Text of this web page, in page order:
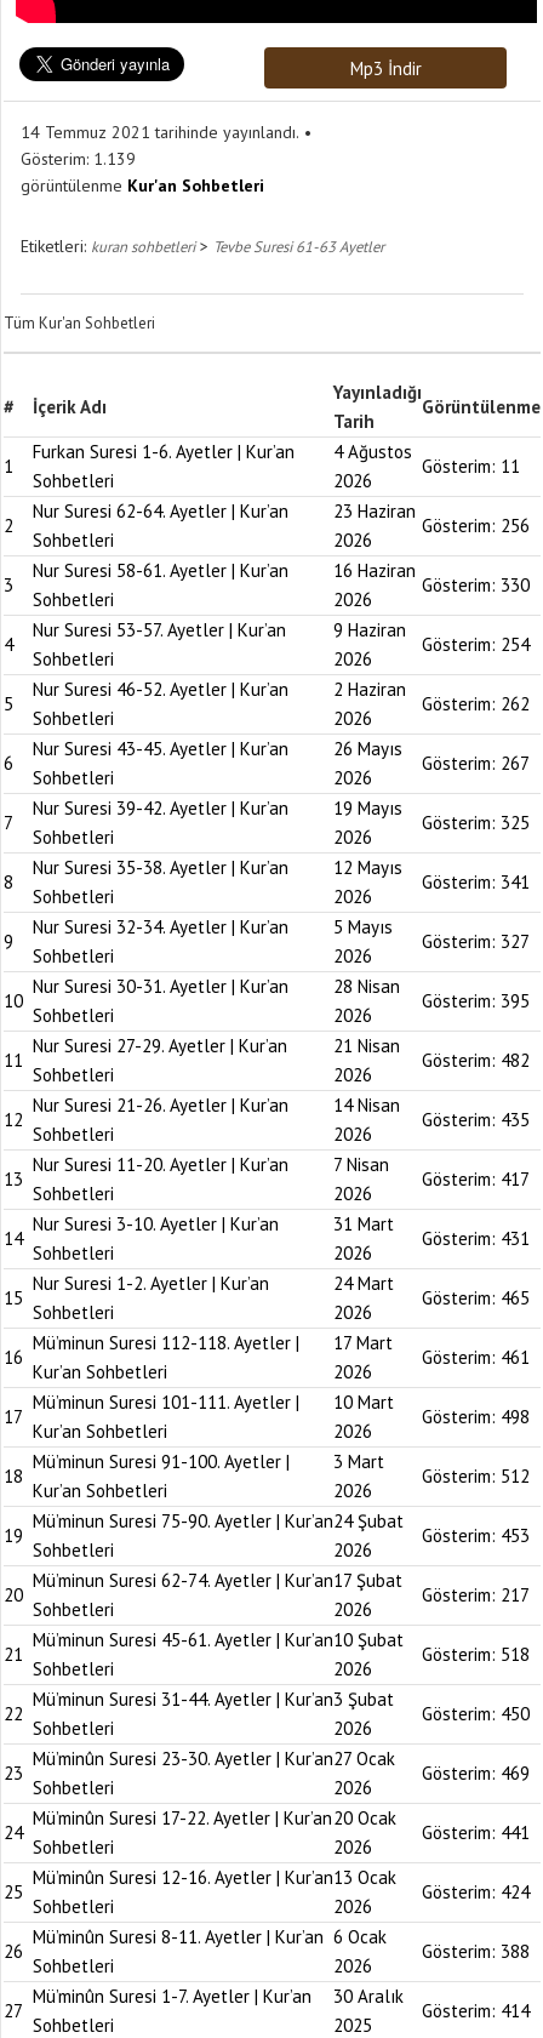
Mp3 İndir
14 Temmuz 2021 tarihinde yayınlandı.
Gösterim: 1.139
görüntülenme Kur'an Sohbetleri
Etiketleri: kuran sohbetleri> Tevbe Suresi 61-63 Ayetler
Tüm Kur'an Sohbetleri
# İçerik Adı
Yayınladığı
Tarih
Görüntülenme
1
Furkan Suresi 1-6. Ayetler | Kur’an
Sohbetleri
4 Ağustos
2026
Gösterim: 11
2
Nur Suresi 62-64. Ayetler | Kur’an
Sohbetleri
23 Haziran
2026
Gösterim: 256
3
Nur Suresi 58-61. Ayetler | Kur’an
Sohbetleri
16 Haziran
2026
Gösterim: 330
4
Nur Suresi 53-57. Ayetler | Kur’an
Sohbetleri
9 Haziran
2026
Gösterim: 254
5
Nur Suresi 46-52. Ayetler | Kur’an
Sohbetleri
2 Haziran
2026
Gösterim: 262
6
Nur Suresi 43-45. Ayetler | Kur’an
Sohbetleri
26 Mayıs
2026
Gösterim: 267
7
Nur Suresi 39-42. Ayetler | Kur’an
Sohbetleri
19 Mayıs
2026
Gösterim: 325
8
Nur Suresi 35-38. Ayetler | Kur’an
Sohbetleri
12 Mayıs
2026
Gösterim: 341
9
Nur Suresi 32-34. Ayetler | Kur’an
Sohbetleri
5 Mayıs
2026
Gösterim: 327
10
Nur Suresi 30-31. Ayetler | Kur’an
Sohbetleri
28 Nisan
2026
Gösterim: 395
11
Nur Suresi 27-29. Ayetler | Kur’an
Sohbetleri
21 Nisan
2026
Gösterim: 482
12
Nur Suresi 21-26. Ayetler | Kur’an
Sohbetleri
14 Nisan
2026
Gösterim: 435
13
Nur Suresi 11-20. Ayetler | Kur’an
Sohbetleri
7 Nisan
2026
Gösterim: 417
14
Nur Suresi 3-10. Ayetler | Kur’an
Sohbetleri
31 Mart
2026
Gösterim: 431
15
Nur Suresi 1-2. Ayetler | Kur’an
Sohbetleri
24 Mart
2026
Gösterim: 465
16
Mü’minun Suresi 112-118. Ayetler |
Kur’an Sohbetleri
17 Mart
2026
Gösterim: 461
17
Mü’minun Suresi 101-111. Ayetler |
Kur’an Sohbetleri
10 Mart
2026
Gösterim: 498
18
Mü’minun Suresi 91-100. Ayetler |
Kur’an Sohbetleri
3 Mart
2026
Gösterim: 512
19
Mü’minun Suresi 75-90. Ayetler | Kur’an
Sohbetleri
24 Şubat
2026
Gösterim: 453
20
Mü’minun Suresi 62-74. Ayetler | Kur’an
Sohbetleri
17 Şubat
2026
Gösterim: 217
21
Mü’minun Suresi 45-61. Ayetler | Kur’an
Sohbetleri
10 Şubat
2026
Gösterim: 518
22
Mü’minun Suresi 31-44. Ayetler | Kur’an
Sohbetleri
3 Şubat
2026
Gösterim: 450
23
Mü’minûn Suresi 23-30. Ayetler | Kur’an
Sohbetleri
27 Ocak
2026
Gösterim: 469
24
Mü’minûn Suresi 17-22. Ayetler | Kur’an
Sohbetleri
20 Ocak
2026
Gösterim: 441
25
Mü’minûn Suresi 12-16. Ayetler | Kur’an
Sohbetleri
13 Ocak
2026
Gösterim: 424
26
Mü’minûn Suresi 8-11. Ayetler | Kur’an
Sohbetleri
6 Ocak
2026
Gösterim: 388
27
Mü’minûn Suresi 1-7. Ayetler | Kur’an
Sohbetleri
30 Aralık
2025
Gösterim: 414